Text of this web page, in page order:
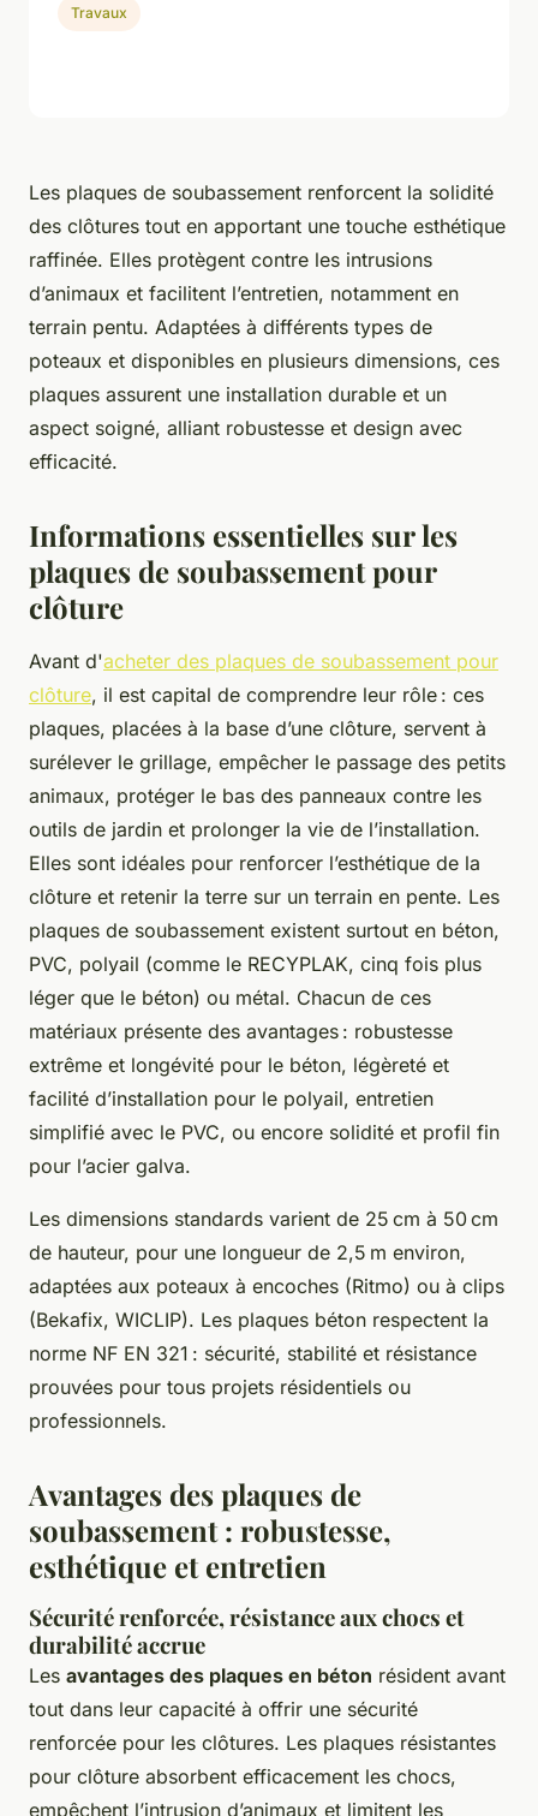
Les plaques de soubassement renforcent la solidité
des clôtures tout en apportant une touche esthétique
raffinée. Elles protègent contre les intrusions
d’animaux et facilitent l’entretien, notamment en
terrain pentu. Adaptées à différents types de
poteaux et disponibles en plusieurs dimensions, ces
plaques assurent une installation durable et un
aspect soigné, alliant robustesse et design avec
efficacité.
Informations essentielles sur les
plaques de soubassement pour
clôture
Avant d'acheter des plaques de soubassement pour
clôture, il est capital de comprendre leur rôle : ces
plaques, placées à la base d’une clôture, servent à
surélever le grillage, empêcher le passage des petits
animaux, protéger le bas des panneaux contre les
outils de jardin et prolonger la vie de l’installation.
Elles sont idéales pour renforcer l’esthétique de la
clôture et retenir la terre sur un terrain en pente. Les
plaques de soubassement existent surtout en béton,
PVC, polyail (comme le RECYPLAK, cinq fois plus
léger que le béton) ou métal. Chacun de ces
matériaux présente des avantages : robustesse
extrême et longévité pour le béton, légèreté et
facilité d’installation pour le polyail, entretien
simplifié avec le PVC, ou encore solidité et profil fin
pour l’acier galva.
Les dimensions standards varient de 25 cm à 50 cm
de hauteur, pour une longueur de 2,5 m environ,
adaptées aux poteaux à encoches (Ritmo) ou à clips
(Bekafix, WICLIP). Les plaques béton respectent la
norme NF EN 321 : sécurité, stabilité et résistance
prouvées pour tous projets résidentiels ou
professionnels.
Avantages des plaques de
soubassement : robustesse,
esthétique et entretien
Sécurité renforcée, résistance aux chocs et
durabilité accrue
Les avantages des plaques en béton résident avant
tout dans leur capacité à offrir une sécurité
renforcée pour les clôtures. Les plaques résistantes
pour clôture absorbent efficacement les chocs,
empêchent l’intrusion d’animaux et limitent les
Travaux